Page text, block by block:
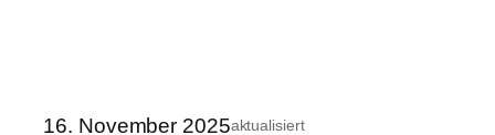
16. November 2025aktualisiert